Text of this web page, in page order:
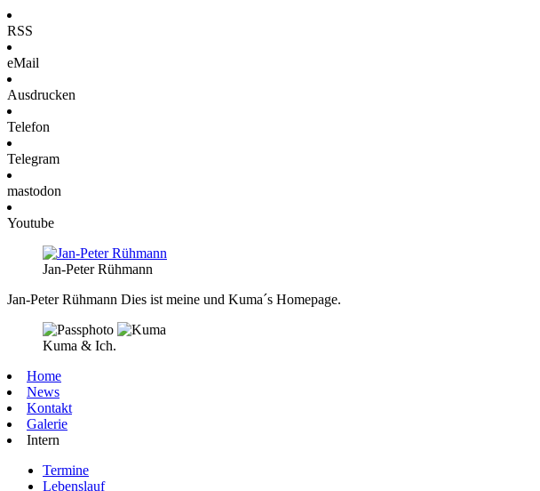
RSS
eMail
Ausdrucken
Telefon
Telegram
mastodon
Youtube
Jan-Peter Rühmann
Jan-Peter Rühmann Dies ist meine und Kuma´s Homepage.
Kuma & Ich.
Home
News
Kontakt
Galerie
Intern
Termine
Lebenslauf